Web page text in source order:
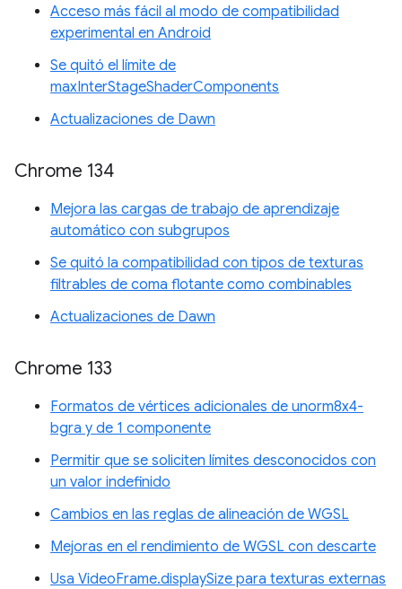
Acceso más fácil al modo de compatibilidad
experimental en Android
Se quitó el límite de
maxInterStageShaderComponents
Actualizaciones de Dawn
Chrome 134
Mejora las cargas de trabajo de aprendizaje
automático con subgrupos
Se quitó la compatibilidad con tipos de texturas
filtrables de coma flotante como combinables
Actualizaciones de Dawn
Chrome 133
Formatos de vértices adicionales de unorm8x4-
bgra y de 1 componente
Permitir que se soliciten límites desconocidos con
un valor indefinido
Cambios en las reglas de alineación de WGSL
Mejoras en el rendimiento de WGSL con descarte
Usa VideoFrame.displaySize para texturas externas